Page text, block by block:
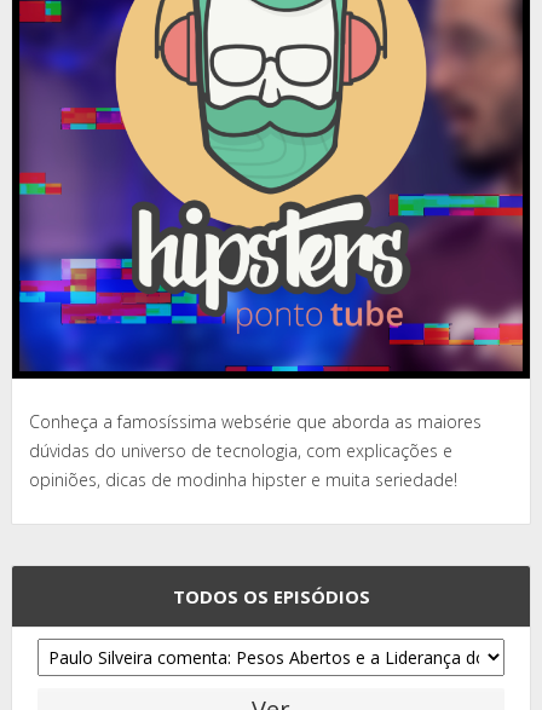
Conheça a famosíssima websérie que aborda as maiores
dúvidas do universo de tecnologia, com explicações e
opiniões, dicas de modinha hipster e muita seriedade!
TODOS OS EPISÓDIOS